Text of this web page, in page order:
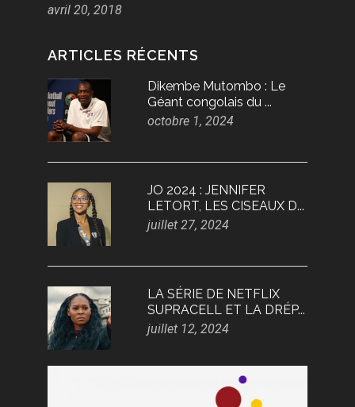
ARTICLES RÉCENTS
Dikembe Mutombo : Le
Géant congolais du ...
octobre 1, 2024
JO 2024 : JENNIFER
LETORT, LES CISEAUX D...
juillet 27, 2024
LA SÉRIE DE NETFLIX
SUPRACELL ET LA DRÉP...
juillet 12, 2024
avril 20, 2018